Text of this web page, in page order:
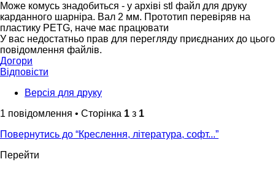
Може комусь знадобиться - у архіві stl файл для друку
карданного шарніра. Вал 2 мм. Прототип перевіряв на
пластику PETG, наче має працювати
У вас недостатньо прав для перегляду приєднаних до цього
повідомлення файлів.
Догори
Відповісти
Версія для друку
1 повідомлення • Сторінка 1 з 1
Повернутись до “Креслення, література, софт...”
Перейти